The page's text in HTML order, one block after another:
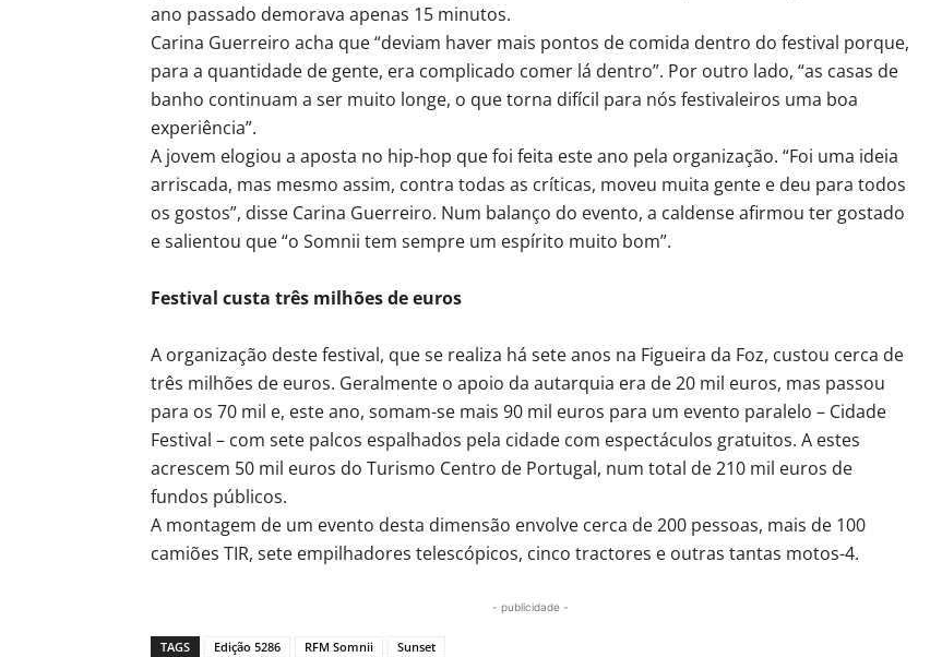
ano passado demorava apenas 15 minutos.
Carina Guerreiro acha que “deviam haver mais pontos de comida dentro do festival porque,
para a quantidade de gente, era complicado comer lá dentro”. Por outro lado, “as casas de
banho continuam a ser muito longe, o que torna difícil para nós festivaleiros uma boa
experiência”.
A jovem elogiou a aposta no hip-hop que foi feita este ano pela organização. “Foi uma ideia
arriscada, mas mesmo assim, contra todas as críticas, moveu muita gente e deu para todos
os gostos”, disse Carina Guerreiro. Num balanço do evento, a caldense afirmou ter gostado
e salientou que “o Somnii tem sempre um espírito muito bom”.
Festival custa três milhões de euros
A organização deste festival, que se realiza há sete anos na Figueira da Foz, custou cerca de
três milhões de euros. Geralmente o apoio da autarquia era de 20 mil euros, mas passou
para os 70 mil e, este ano, somam-se mais 90 mil euros para um evento paralelo – Cidade
Festival – com sete palcos espalhados pela cidade com espectáculos gratuitos. A estes
acrescem 50 mil euros do Turismo Centro de Portugal, num total de 210 mil euros de
fundos públicos.
A montagem de um evento desta dimensão envolve cerca de 200 pessoas, mais de 100
camiões TIR, sete empilhadores telescópicos, cinco tractores e outras tantas motos-4.
- publicidade -
TAGS Edição 5286 RFM Somnii Sunset